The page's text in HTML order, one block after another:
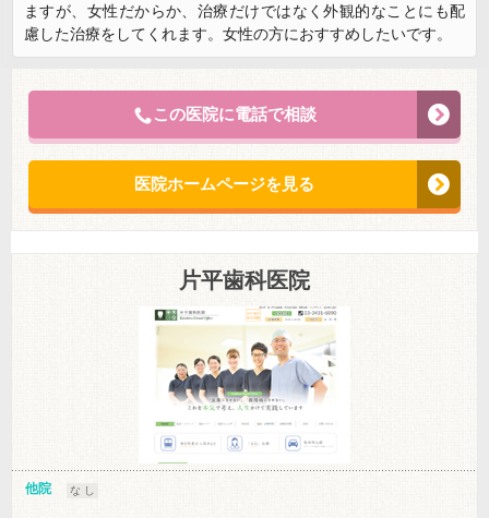
ますが、女性だからか、治療だけではなく外観的なことにも配
慮した治療をしてくれます。女性の方におすすめしたいです。
この医院に電話で相談
医院ホームページを見る
片平歯科医院
他院 な し